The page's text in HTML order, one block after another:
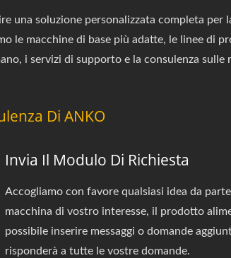
una soluzione personalizzata completa per
le macchine di base più adatte, le linee di
i servizi di supporto e la consulenza sulle
Di ANKO
Invia Il Modulo Di Richiesta
Accogliamo con favore qualsiasi idea da
macchina di vostro interesse, il prodotto
possibile inserire messaggi o domande
risponderà a tutte le vostre domande.